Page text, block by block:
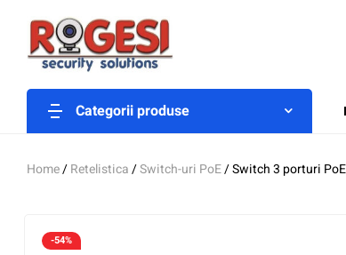
Categorii produse
Home/Retelistica/Switch-uri PoE/ Switch 3 porturi
-54%